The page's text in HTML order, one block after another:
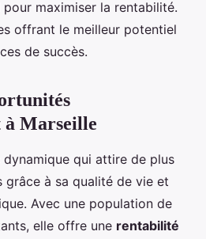
maximiser la rentabilité.
offrant le meilleur potentiel
de succès.
à Marseille
dynamique qui attire de plus
grâce à sa qualité de vie et
Avec une population de
elle offre une rentabilité